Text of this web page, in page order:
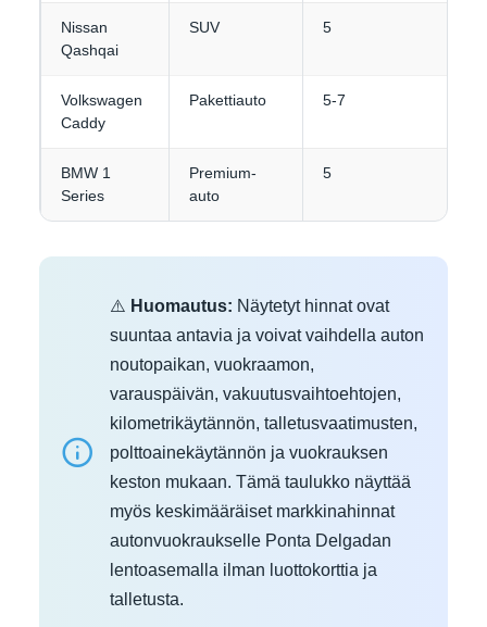
Nissan
Qashqai
SUV 5
Volkswagen
Caddy
Pakettiauto 5-7
BMW 1
Series
Premium-
auto
5
⚠️ Huomautus: Näytetyt hinnat ovat
suuntaa antavia ja voivat vaihdella auton
noutopaikan, vuokraamon,
varauspäivän, vakuutusvaihtoehtojen,
kilometrikäytännön, talletusvaatimusten,
polttoainekäytännön ja vuokrauksen
keston mukaan. Tämä taulukko näyttää
myös keskimääräiset markkinahinnat
autonvuokraukselle Ponta Delgadan
lentoasemalla ilman luottokorttia ja
talletusta.